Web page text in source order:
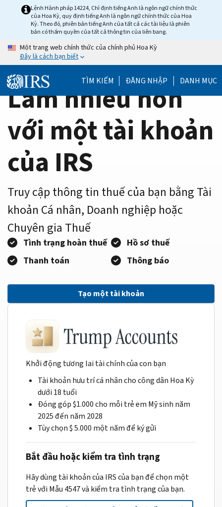
HomeLệnh Hành pháp 14224, Chỉ định tiếng Anh là ngôn ngữ chính thức
của Hoa Kỳ, quy định tiếng Anh là ngôn ngữ chính thức của Hoa
Kỳ. Theo đó, phiên bản tiếng Anh của tất cả các tài liệu là phiên
bản có thẩm quyền của tất cả thông tin của liên bang.
Một trang web chính thức của chính phủ Hoa Kỳ
Đây là cách bạn biết
TÌM KIẾM ĐĂNG NHẬP DANH MỤC
Làm nhiều hơn
với một tài khoản
của IRS
Truy cập thông tin thuế của bạn bằng Tài
khoản Cá nhân, Doanh nghiệp hoặc
Chuyên gia Thuế
Tình trạng hoàn thuế
Hồ sơ thuế
Thanh toán
Thông báo
Tạo một tài khoản
Khởi động tương lai tài chính của con bạn
Tài khoản hưu trí cá nhân cho công dân Hoa Kỳ
dưới 18 tuổi
Đóng góp $1.000 cho mỗi trẻ em Mỹ sinh năm
2025 đến năm 2028
Tùy chọn $ 5.000 một năm để ký gửi
Bắt đầu hoặc kiểm tra tình trạng
Hãy dùng tài khoản của IRS của bạn để chọn một
trẻ với Mẫu 4547 và kiểm tra tình trạng của bạn.